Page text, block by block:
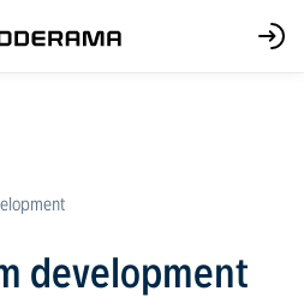
development